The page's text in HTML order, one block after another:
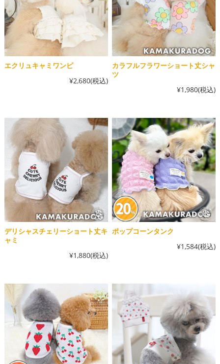
エクリュキャミワンピ
¥2,680(税込)
カラフルフラワーショート丈シャ
ツ
¥1,980(税込)
デリシャスチェリーショート丈キ
ャミ
¥1,880(税込)
ポップコーンタンク
¥1,584(税込)